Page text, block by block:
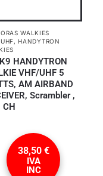
WALKIES
,HANDYTRON
HANDYTRON
VHF/UHF 5
AM AIRBAND
Scrambler ,
CH
38,50 €
IVA
INC